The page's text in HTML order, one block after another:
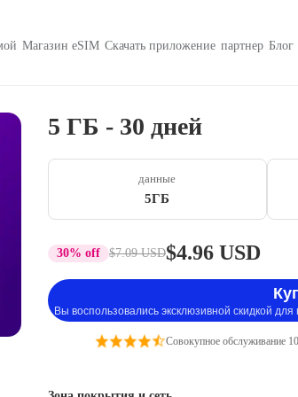
Магазин eSIM Скачать приложение партнер Блог
5 ГБ - 30 дней
данные
5ГБ
30% off $7.09 USD$4.96 USD
Вы воспользовались эксклюзивной скидкой
Совокупное обслуживание